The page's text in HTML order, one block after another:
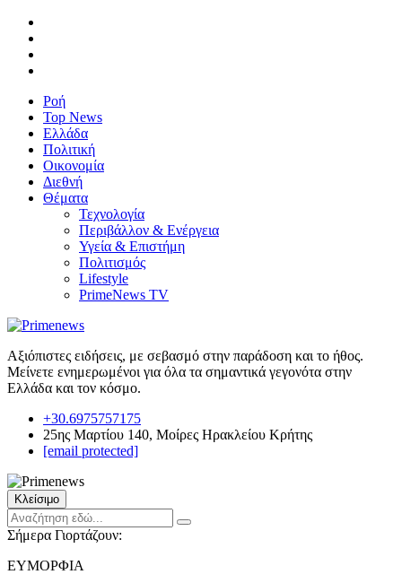
Ροή
Top News
Ελλάδα
Πολιτική
Οικονομία
Διεθνή
Θέματα
Τεχνολογία
Περιβάλλον & Ενέργεια
Υγεία & Επιστήμη
Πολιτισμός
Lifestyle
PrimeNews TV
Αξιόπιστες ειδήσεις, με σεβασμό στην παράδοση και το ήθος.
Μείνετε ενημερωμένοι για όλα τα σημαντικά γεγονότα στην
Ελλάδα και τον κόσμο.
+30.6975757175
25ης Μαρτίου 140, Μοίρες Ηρακλείου Κρήτης
[email protected]
Κλείσιμο
Σήμερα Γιορτάζουν:
ΕΥΜΟΡΦΙΑ